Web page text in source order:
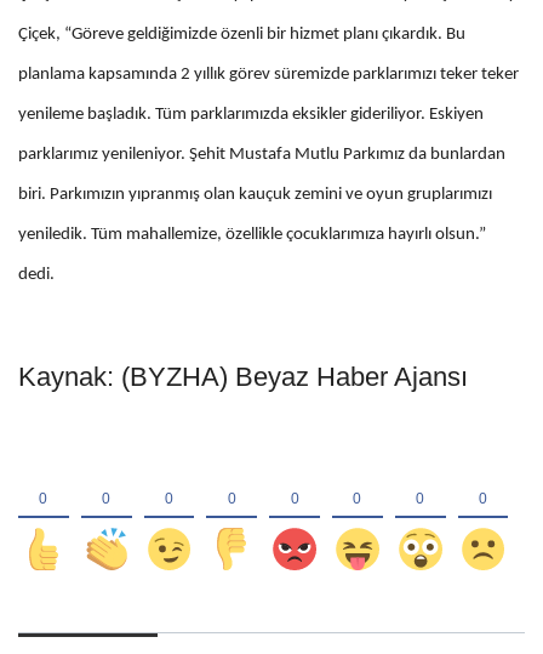
Çiçek, “Göreve geldiğimizde özenli bir hizmet planı çıkardık. Bu
planlama kapsamında 2 yıllık görev süremizde parklarımızı teker teker
yenileme başladık. Tüm parklarımızda eksikler gideriliyor. Eskiyen
parklarımız yenileniyor. Şehit Mustafa Mutlu Parkımız da bunlardan
biri. Parkımızın yıpranmış olan kauçuk zemini ve oyun gruplarımızı
yeniledik. Tüm mahallemize, özellikle çocuklarımıza hayırlı olsun.”
dedi.
Kaynak: (BYZHA) Beyaz Haber Ajansı